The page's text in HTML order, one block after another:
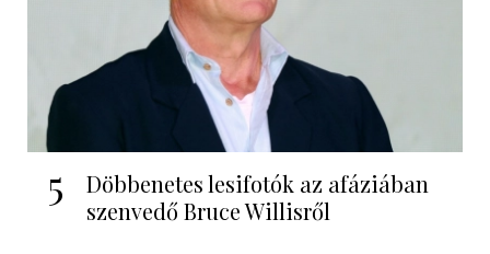
5
Döbbenetes lesifotók az afáziában
szenvedő Bruce Willisről